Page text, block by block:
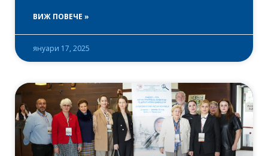
ВИЖ ПОВЕЧЕ »
януари 17, 2025